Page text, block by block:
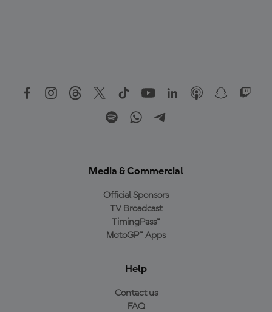
Media & Commercial
Official Sponsors
TV Broadcast
TimingPass™
MotoGP™ Apps
Help
Contact us
FAQ